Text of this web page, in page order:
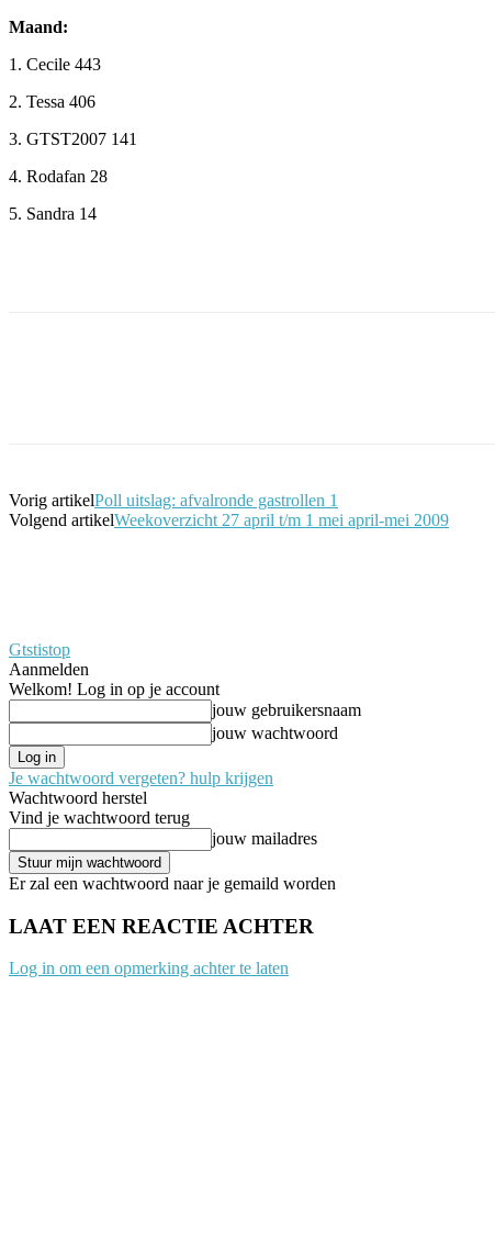
Maand:
1. Cecile 443
2. Tessa 406
3. GTST2007 141
4. Rodafan 28
5. Sandra 14
Vorig artikelPoll uitslag: afvalronde gastrollen 1
Volgend artikelWeekoverzicht 27 april t/m 1 mei april-mei 2009
Gtstistop
Aanmelden
Welkom! Log in op je account
jouw gebruikersnaam
jouw wachtwoord
Je wachtwoord vergeten? hulp krijgen
Wachtwoord herstel
Vind je wachtwoord terug
jouw mailadres
Er zal een wachtwoord naar je gemaild worden
LAAT EEN REACTIE ACHTER
Log in om een opmerking achter te laten